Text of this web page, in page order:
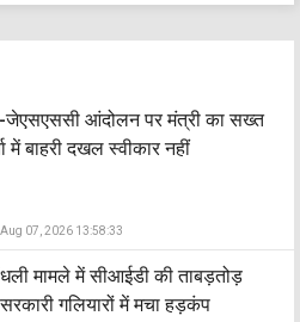
जेएसएससी आंदोलन पर मंत्री का सख्त
में बाहरी दखल स्वीकार नहीं
Aug 07, 2026 13:58:33
मामले में सीआईडी की ताबड़तोड़
सरकारी गलियारों में मचा हड़कंप